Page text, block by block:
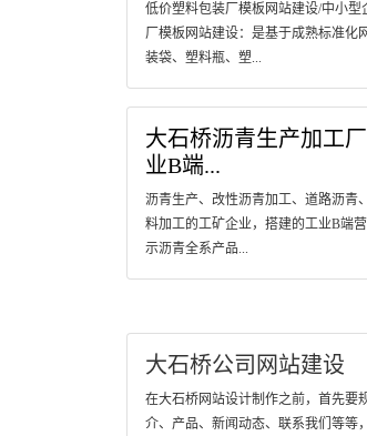
低价塑料包装厂模板网站建设/中小型
厂模板网站建设：是基于成熟标准化
装袋、塑料瓶、塑...
大石桥沥青生产加工
业B端...
沥青生产、改性沥青加工、道路沥青
料加工的工矿企业，搭建的工业B端
示沥青全系产品...
大石桥公司网站建设
在大石桥网站设计制作之前，首先要
介、产品、新闻动态、联系我们等等